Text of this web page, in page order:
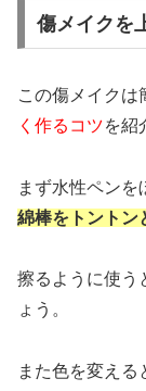
傷メイクを
この傷メイクは
く作るコツを紹
まず水性ペンを
綿棒をトントン
擦るように使う
ょう。
また色を変える